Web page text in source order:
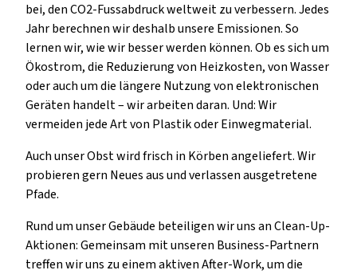
bei, den CO2-Fussabdruck weltweit zu verbessern. Jedes
Jahr berechnen wir deshalb unsere Emissionen. So
lernen wir, wie wir besser werden können. Ob es sich um
Ökostrom, die Reduzierung von Heizkosten, von Wasser
oder auch um die längere Nutzung von elektronischen
Geräten handelt – wir arbeiten daran. Und: Wir
vermeiden jede Art von Plastik oder Einwegmaterial.
Auch unser Obst wird frisch in Körben angeliefert. Wir
probieren gern Neues aus und verlassen ausgetretene
Pfade.
Rund um unser Gebäude beteiligen wir uns an Clean-Up-
Aktionen: Gemeinsam mit unseren Business-Partnern
treffen wir uns zu einem aktiven After-Work, um die